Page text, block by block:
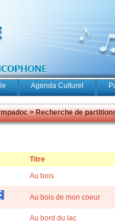
Agenda Culturel
> Recherche de
Titre
Au bois
Au bois de mon coeur
Au bord du lac